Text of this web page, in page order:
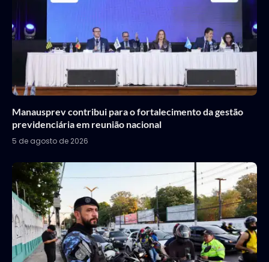
Manausprev contribui para o fortalecimento da gestão
previdenciária em reunião nacional
5 de agosto de 2026